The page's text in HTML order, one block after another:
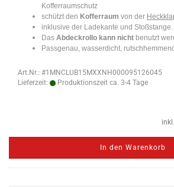
Kofferraumschutz
schützt den Kofferraum von der
inklusive der Ladekante und Stoßstange.
Das Abdeckrollo kann nicht benutzt
Passgenau, wasserdicht, rutschhemmend
Art.Nr.: #1MNCLUB15MXXNH000095126045
Lieferzeit:
Produktionszeit ca. 3-4 Tage
In den Warenkorb